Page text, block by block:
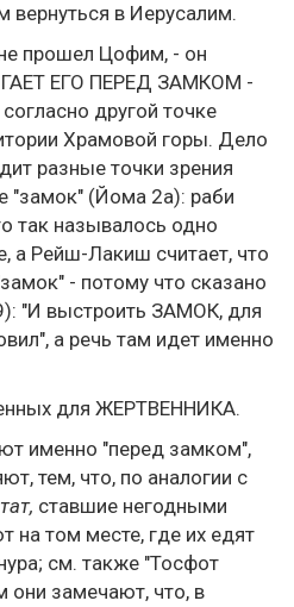
вернуться в Иерусалим.
прошел Цофим, - он
ЕГО ПЕРЕД ЗАМКОМ -
другой точке
Храмовой горы. Дело
разные точки зрения
"замок" (Йома 2а): раби
так называлось одно
а Рейш-Лакиш считает, что
- потому что сказано
"И выстроить ЗАМОК, для
а речь там идет именно
для ЖЕРТВЕННИКА.
именно "перед замком",
тем, что, по аналогии с
ставшие негодными
на том месте, где их едят
см. также "Тосфот
они замечают, что, в